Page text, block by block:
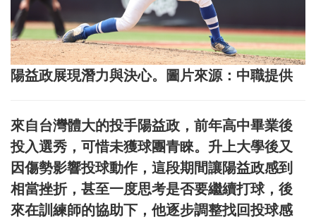
陽益政展現潛力與決心。圖片來源：中職提供
來自台灣體大的投手陽益政，前年高中畢業後
投入選秀，可惜未獲球團青睞。升上大學後又
因傷勢影響投球動作，這段期間讓陽益政感到
相當挫折，甚至一度思考是否要繼續打球，後
來在訓練師的協助下，他逐步調整找回投球感